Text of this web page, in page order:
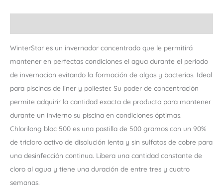
WinterStar es un invernador concentrado que le permitirá
mantener en perfectas condiciones el agua durante el periodo
de invernacion evitando la formación de algas y bacterias. Ideal
para piscinas de liner y poliester. Su poder de concentración
permite adquirir la cantidad exacta de producto para mantener
durante un invierno su piscina en condiciones óptimas.
Chlorilong bloc 500 es una pastilla de 500 gramos con un 90%
de tricloro activo de disolución lenta y sin sulfatos de cobre para
una desinfección continua. Libera una cantidad constante de
cloro al agua y tiene una duración de entre tres y cuatro
semanas.